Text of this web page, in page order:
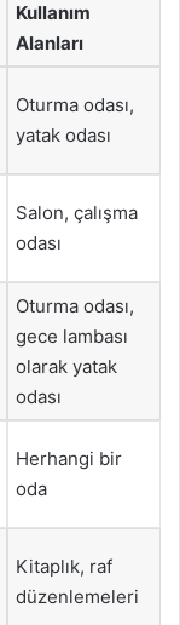
Kullanım
Alanları
Oturma odası,
yatak odası
Salon, çalışma
odası
Oturma odası,
gece lambası
olarak yatak
odası
Herhangi bir
oda
Kitaplık, raf
düzenlemeleri